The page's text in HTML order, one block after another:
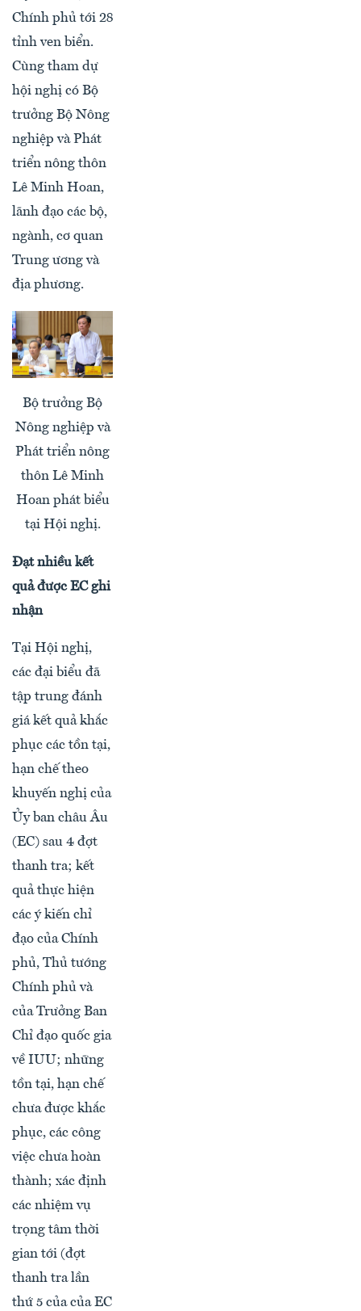
Chính phủ tới 28
tỉnh ven biển.
Cùng tham dự
hội nghị có Bộ
trưởng Bộ Nông
nghiệp và Phát
triển nông thôn
Lê Minh Hoan,
lãnh đạo các bộ,
ngành, cơ quan
Trung ương và
địa phương.
Bộ trưởng Bộ
Nông nghiệp và
Phát triển nông
thôn Lê Minh
Hoan phát biểu
tại Hội nghị.
Đạt nhiều kết
quả được EC ghi
nhận
Tại Hội nghị,
các đại biểu đã
tập trung đánh
giá kết quả khắc
phục các tồn tại,
hạn chế theo
khuyến nghị của
Ủy ban châu Âu
(EC) sau 4 đợt
thanh tra; kết
quả thực hiện
các ý kiến chỉ
đạo của Chính
phủ, Thủ tướng
Chính phủ và
của Trưởng Ban
Chỉ đạo quốc gia
về IUU; những
tồn tại, hạn chế
chưa được khắc
phục, các công
việc chưa hoàn
thành; xác định
các nhiệm vụ
trọng tâm thời
gian tới (đợt
thanh tra lần
thứ 5 của của EC